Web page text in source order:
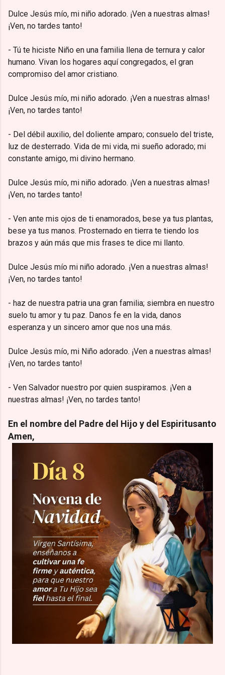
Dulce Jesús mío, mi niño adorado. ¡Ven a nuestras almas!
¡Ven, no tardes tanto!
- Tú te hiciste Niño en una familia llena de ternura y calor
humano. Vivan los hogares aquí congregados, el gran
compromiso del amor cristiano.
Dulce Jesús mío, mi niño adorado. ¡Ven a nuestras almas!
¡Ven, no tardes tanto!
- Del débil auxilio, del doliente amparo; consuelo del triste,
luz de desterrado. Vida de mi vida, mi sueño adorado; mi
constante amigo, mi divino hermano.
Dulce Jesús mío, mi niño adorado. ¡Ven a nuestras almas!
¡Ven, no tardes tanto!
- Ven ante mis ojos de ti enamorados, bese ya tus plantas,
bese ya tus manos. Prosternado en tierra te tiendo los
brazos y aún más que mis frases te dice mi llanto.
Dulce Jesús mío mi niño adorado. ¡Ven a nuestras almas!
¡Ven, no tardes tanto!
- haz de nuestra patria una gran familia; siembra en nuestro
suelo tu amor y tu paz. Danos fe en la vida, danos
esperanza y un sincero amor que nos una más.
Dulce Jesús mío, mi Niño adorado. ¡Ven a nuestras almas!
¡Ven, no tardes tanto!
- Ven Salvador nuestro por quien suspiramos. ¡Ven a
nuestras almas! ¡Ven, no tardes tanto!
En el nombre del Padre del Hijo y del Espiritusanto
Amen,